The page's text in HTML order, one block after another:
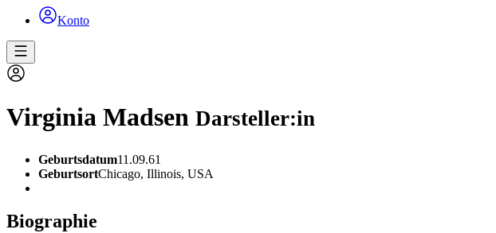
Konto
Virginia Madsen Darsteller:in
Geburtsdatum11.09.61
GeburtsortChicago, Illinois, USA
Biographie